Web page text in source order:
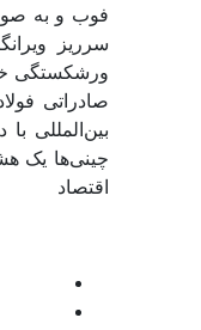
فوب و به
سرریز
ورشکستگی
صادراتی
بین‌المللی
چینی‌‌‌ها یک
اقتصاد